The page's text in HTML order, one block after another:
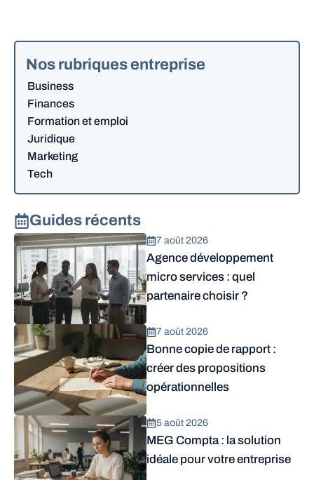
Nos rubriques entreprise
Business
Finances
Formation et emploi
Juridique
Marketing
Tech
Guides récents
7 août 2026
Agence développement
micro services : quel
partenaire choisir ?
7 août 2026
Bonne copie de rapport :
créer des propositions
opérationnelles
5 août 2026
MEG Compta : la solution
idéale pour votre entreprise